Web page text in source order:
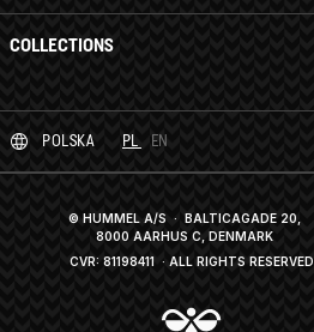
COLLECTIONS
POLSKA PL EN
© HUMMEL A/S · BALTICAGADE 20,
8000 AARHUS C, DENMARK
CVR: 81198411 · ALL RIGHTS RESERVED